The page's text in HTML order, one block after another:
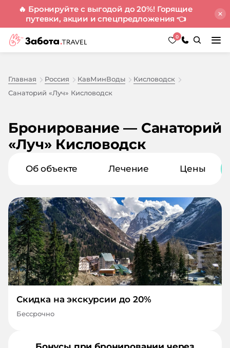
🔥 Бронируйте с выгодой до 20%! Горящие
путевки, акции и спецпредложения 👈
0
Главная Россия КавМинВоды
Кисловодск
Санаторий «Луч» Кисловодск
Бронирование — Санаторий
«Луч» Кисловодск
Об объекте Лечение Цены
Скидка на экскурсии до 20%
Бессрочно